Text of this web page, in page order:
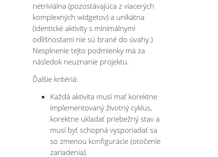
netriviálna (pozostávajúca z viacerých
komplexných widgetov) a unikátna
(identické aktivity s minimálnymi
odlišnosťami nie sú brané do úvahy.)
Nesplnenie tejto podmienky má za
následok neuznanie projektu.
Ďalšie kritériá:
Každá aktivita musí mať korektne
implementovaný životný cyklus,
korektne ukladať priebežný stav a
musí byť schopná vysporiadať sa
so zmenou konfigurácie (otočenie
zariadenia).